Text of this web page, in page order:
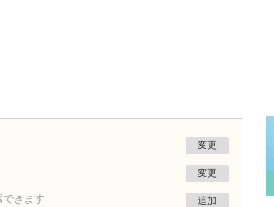
変更
変更
できます 追加